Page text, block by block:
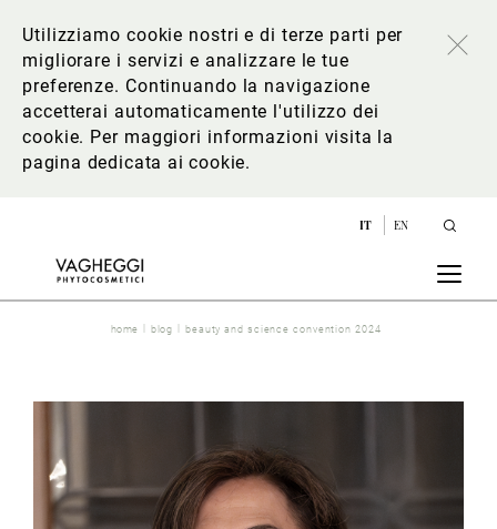
Utilizziamo cookie nostri e di terze parti per
migliorare i servizi e analizzare le tue
preferenze. Continuando la navigazione
accetterai automaticamente l'utilizzo dei
cookie. Per maggiori informazioni visita la
pagina dedicata ai cookie.
IT EN
home blog beauty and science convention 2024